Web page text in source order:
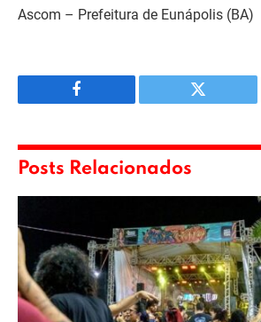
Ascom – Prefeitura de Eunápolis (BA)
Facebook Twitter
Posts Relacionados